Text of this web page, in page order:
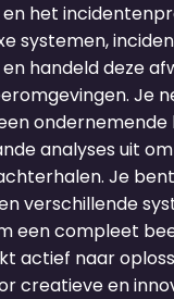
het
systemen,
handeld deze
Je
ondernemende
analyses uit
Je
verschillende
een compleet
actief naar
creatieve en